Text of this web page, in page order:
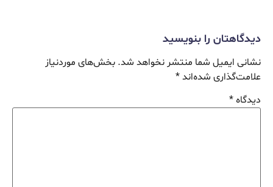
دیدگاهتان را بنویسید
نشانی ایمیل شما منتشر نخواهد شد. بخش‌های موردنیاز
علامت‌گذاری شده‌اند*
دیدگاه*